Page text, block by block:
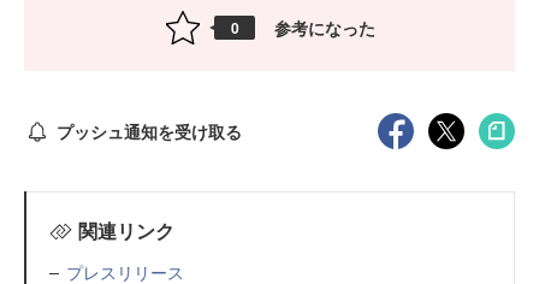
0 参考になった
プッシュ通知を受け取る
関連リンク
プレスリリース